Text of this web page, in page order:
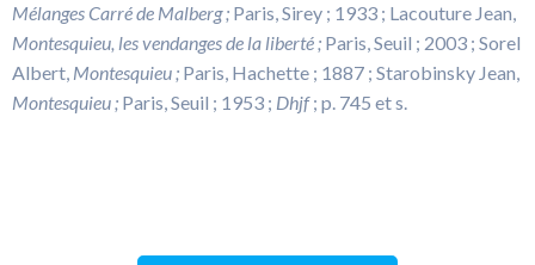
Mélanges Carré de Malberg ; Paris, Sirey ; 1933 ; Lacouture Jean,
Montesquieu, les vendanges de la liberté ; Paris, Seuil ; 2003 ; Sorel
Albert, Montesquieu; Paris, Hachette ; 1887 ; Starobinsky Jean,
Montesquieu ; Paris, Seuil ; 1953 ; Dhjf; p. 745 et s.